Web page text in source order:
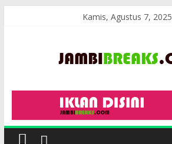
Kamis, Agustus 7, 2025
JambiBreaks